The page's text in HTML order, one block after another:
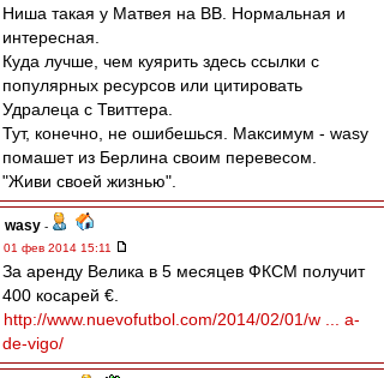
Ниша такая у Матвея на ВВ. Нормальная и
интересная.
Куда лучше, чем куярить здесь ссылки с
популярных ресурсов или цитировать
Удралеца с Твиттера.
Тут, конечно, не ошибешься. Максимум - wasy
помашет из Берлина своим перевесом.
"Живи своей жизнью".
wasy -
01 фев 2014 15:11
За аренду Велика в 5 месяцев ФКСМ получит
400 косарей €.
http://www.nuevofutbol.com/2014/02/01/w ... a-
de-vigo/